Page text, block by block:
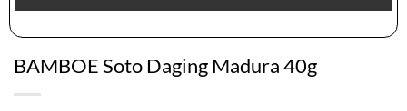
Zur
hinzufügen
BAMBOE Soto Daging Madura 40g